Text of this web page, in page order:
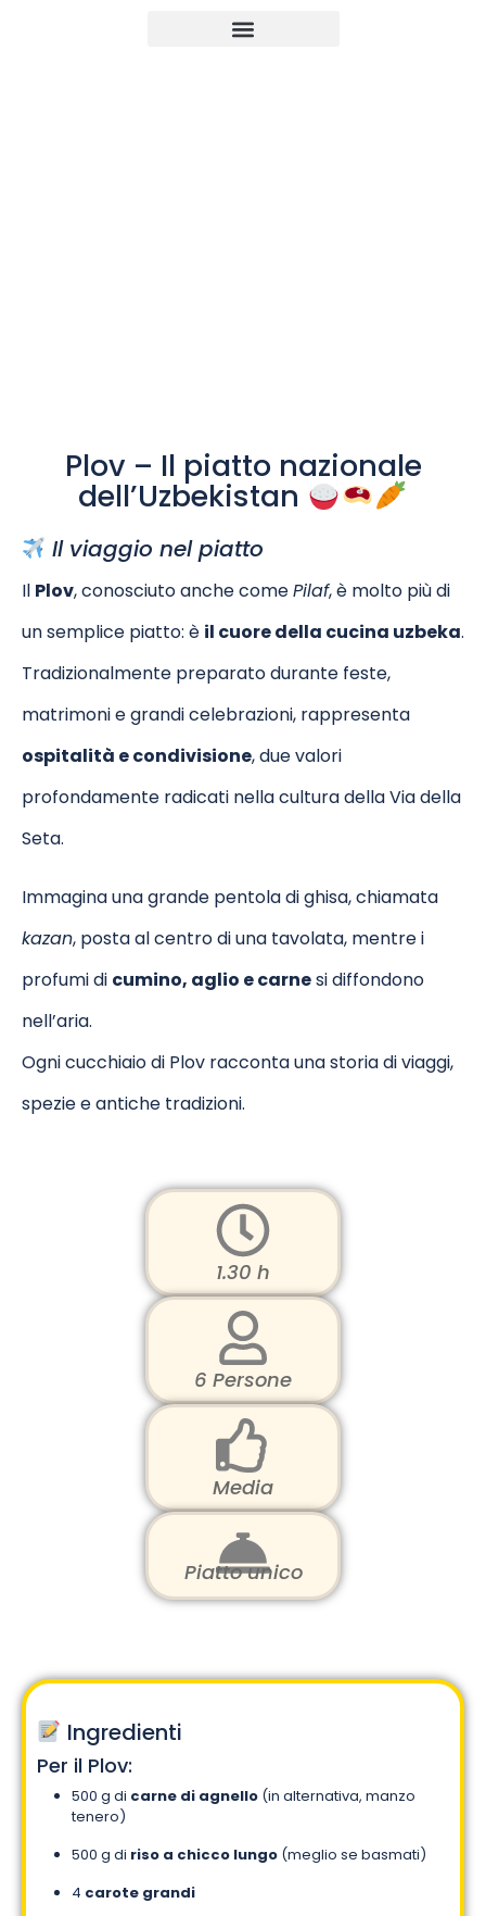
Plov – Il piatto nazionale
dell’Uzbekistan
Il viaggio nel piatto
Il Plov, conosciuto anche comePilaf, è molto più di
un semplice piatto: è il cuore della cucina uzbeka.
Tradizionalmente preparato durante feste,
matrimoni e grandi celebrazioni, rappresenta
ospitalità e condivisione, due valori
profondamente radicati nella cultura della Via della
Seta.
Immagina una grande pentola di ghisa, chiamata
kazan, posta al centro di una tavolata, mentre i
profumi di cumino, aglio e carnesi diffondono
nell’aria.
Ogni cucchiaio di Plov racconta una storia di viaggi,
spezie e antiche tradizioni.
1.30 h
6 Persone
Media
Piatto unico
Ingredienti
Per il Plov:
500 g di carne di agnello (in alternativa, manzo
tenero)
500 g di riso a chicco lungo (meglio se basmati)
4 carote grandi